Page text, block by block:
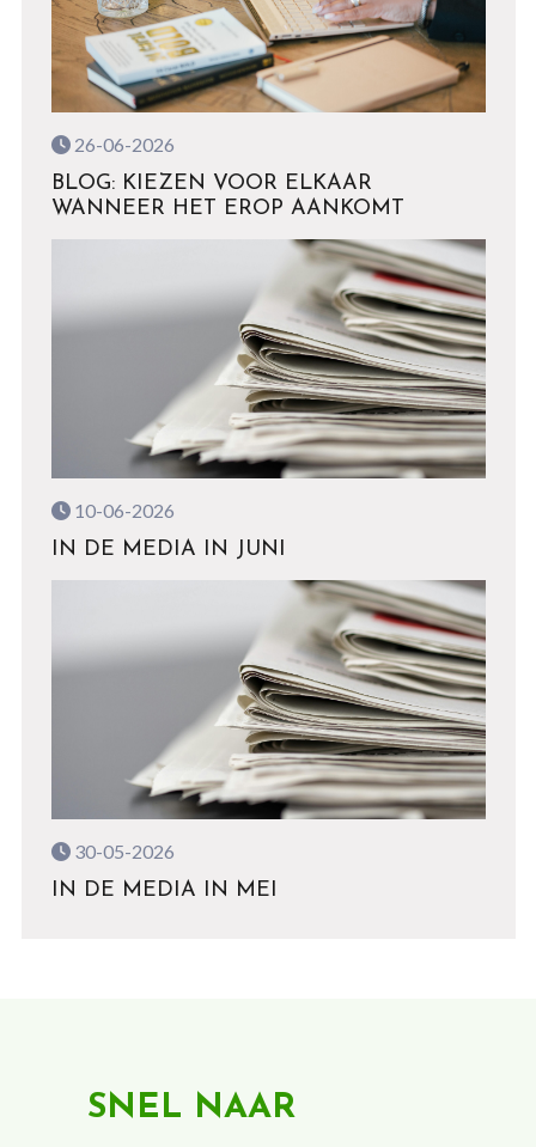
26-06-2026
BLOG: KIEZEN VOOR ELKAAR
WANNEER HET EROP AANKOMT
10-06-2026
IN DE MEDIA IN JUNI
30-05-2026
IN DE MEDIA IN MEI
SNEL NAAR